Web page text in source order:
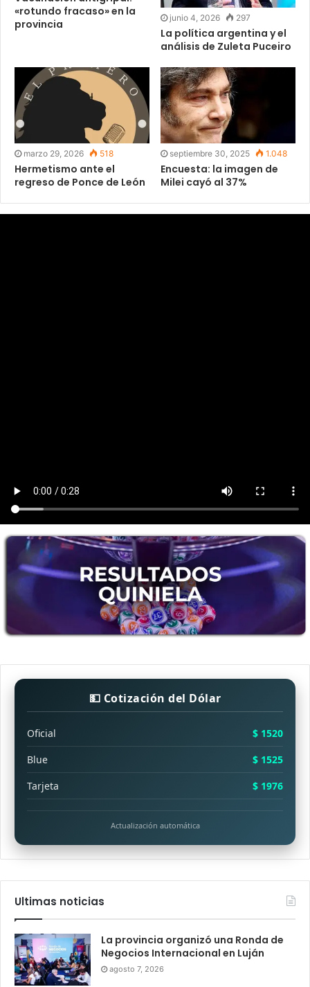
«rotundo fracaso» en la
provincia
junio 4, 2026 297
La política argentina y el
análisis de Zuleta Puceiro
marzo 29, 2026 518
Hermetismo ante el
regreso de Ponce de León
septiembre 30, 2025 1.048
Encuesta: la imagen de
Milei cayó al 37%
💵 Cotización del Dólar
Oficial
$ 1520
Blue
$ 1525
Tarjeta
$ 1976
Actualización automática
Ultimas noticias
La provincia organizó una Ronda de
Negocios Internacional en Luján
agosto 7, 2026